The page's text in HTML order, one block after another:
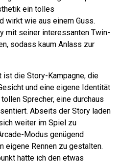
ein tolles
wirkt wie aus einem Guss.
mit seiner interessanten Twin-
sodass kaum Anlass zur
die Story-Kampagne, die
und eine eigene Identität
Sprecher, eine durchaus
Abseits der Story laden
weiter im Spiel zu
Modus genügend
eigene Rennen zu gestalten.
hätte ich den etwas